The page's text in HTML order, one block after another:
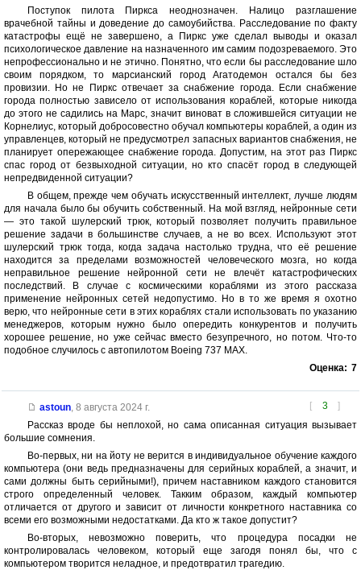
Поступок пилота Пиркса неоднозначен. Налицо разглашение
врачебной тайны и доведение до самоубийства. Расследование по факту
катастрофы ещё не завершено, а Пиркс уже сделал выводы и оказал
психологическое давление на назначенного им самим подозреваемого. Это
непрофессионально и не этично. Понятно, что если бы расследование шло
своим порядком, то марсианский город Агатодемон остался бы без
провизии. Но не Пиркс отвечает за снабжение города. Если снабжение
города полностью зависело от использования кораблей, которые никогда
до этого не садились на Марс, значит виноват в сложившейся ситуации не
Корнелиус, который добросовестно обучал компьютеры кораблей, а один из
управленцев, который не предусмотрел запасных вариантов снабжения, не
планирует опережающее снабжение города. Допустим, на этот раз Пиркс
спас город от безвыходной ситуации, но кто спасёт город в следующей
непредвиденной ситуации?
В общем, прежде чем обучать искусственный интеллект, лучше людям
для начала было бы обучить собственный. На мой взгляд, нейронные сети
— это такой шулерский трюк, который позволяет получить правильное
решение задачи в большинстве случаев, а не во всех. Используют этот
шулерский трюк тогда, когда задача настолько трудна, что её решение
находится за пределами возможностей человеческого мозга, но когда
неправильное решение нейронной сети не влечёт катастрофических
последствий. В случае с космическими кораблями из этого рассказа
применение нейронных сетей недопустимо. Но в то же время я охотно
верю, что нейронные сети в этих кораблях стали использовать по указанию
менеджеров, которым нужно было опередить конкурентов и получить
хорошее решение, но уже сейчас вместо безупречного, но потом. Что-то
подобное случилось с автопилотом Boeing 737 MAX.
Оценка: 7
[ 3 ]
astoun, 8 августа 2024 г.
Рассказ вроде бы неплохой, но сама описанная ситуация вызывает
большие сомнения.
Во-первых, ни на йоту не верится в индивидуальное обучение каждого
компьютера (они ведь предназначены для серийных кораблей, а значит, и
сами должны быть серийными!), причем наставником каждого становится
строго определенный человек. Такким образом, каждый компьютер
отличается от другого и зависит от личности конкретного наставника со
всеми его возможными недостатками. Да кто ж такое допустит?
Во-вторых, невозможно поверить, что процедура посадки не
контролировалась человеком, который еще загодя понял бы, что с
компьютером творится неладное, и предотвратил трагедию.